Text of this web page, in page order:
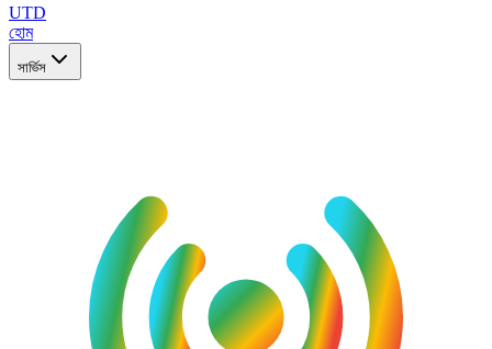
UTD
হোম
সার্ভিস